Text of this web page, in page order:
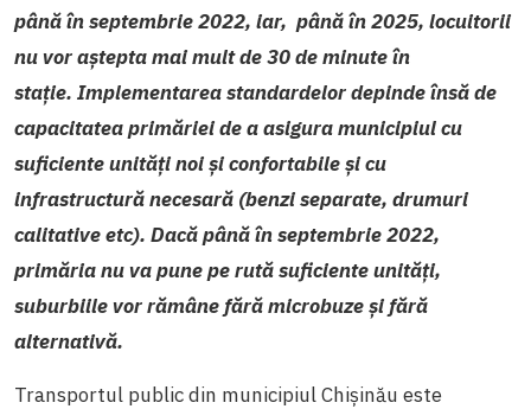
până în septembrie 2022, iar, până în 2025, locuitorii
nu vor aștepta mai mult de 30 de minute în
stație. Implementarea standardelor depinde însă de
capacitatea primăriei de a asigura municipiul cu
suficiente unități noi și confortabile și cu
infrastructură necesară (benzi separate, drumuri
calitative etc). Dacă până în septembrie 2022,
primăria nu va pune pe rută suficiente unități,
suburbiile vor rămâne fără microbuze și fără
alternativă.
Transportul public din municipiul Chișinău este